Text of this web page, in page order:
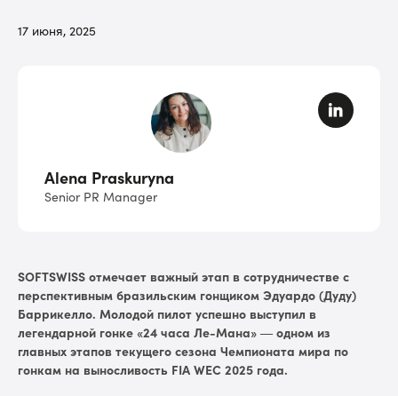
17 июня, 2025
SOFTSWISS отмечает важный этап в сотрудничестве с
перспективным бразильским гонщиком Эдуардо (Дуду)
Баррикелло. Молодой пилот успешно выступил в
легендарной гонке «24 часа Ле-Мана» — одном из
главных этапов текущего сезона Чемпионата мира по
гонкам на выносливость FIA WEC 2025 года.
Alena Praskuryna
Senior PR Manager